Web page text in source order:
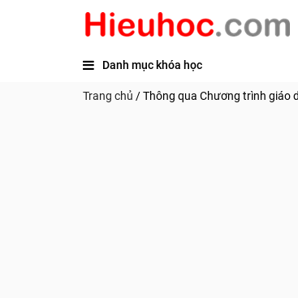
Danh mục khóa học
Trang chủ /Thông qua Chương trình giáo